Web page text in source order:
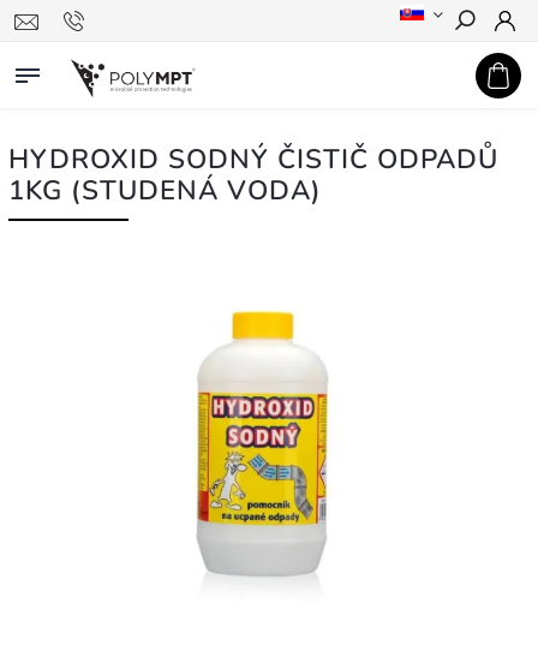
Hledat
HYDROXID SODNÝ ČISTIČ ODPADŮ
1KG (STUDENÁ VODA)